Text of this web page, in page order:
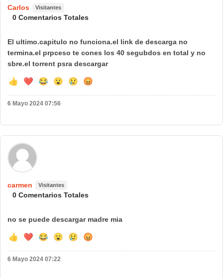
Carlos Visitantes
0 Comentarios Totales
El ultimo.capitulo no funciona.el link de descarga no
termina.el prpceso te cones los 40 segubdos en total y no
sbre.el torrent psra descargar
👍 ❤️ 😂 😮 😢 😡
6 Mayo 2024 07:56
carmen Visitantes
0 Comentarios Totales
no se puede descargar madre mia
👍 ❤️ 😂 😮 😢 😡
6 Mayo 2024 07:22